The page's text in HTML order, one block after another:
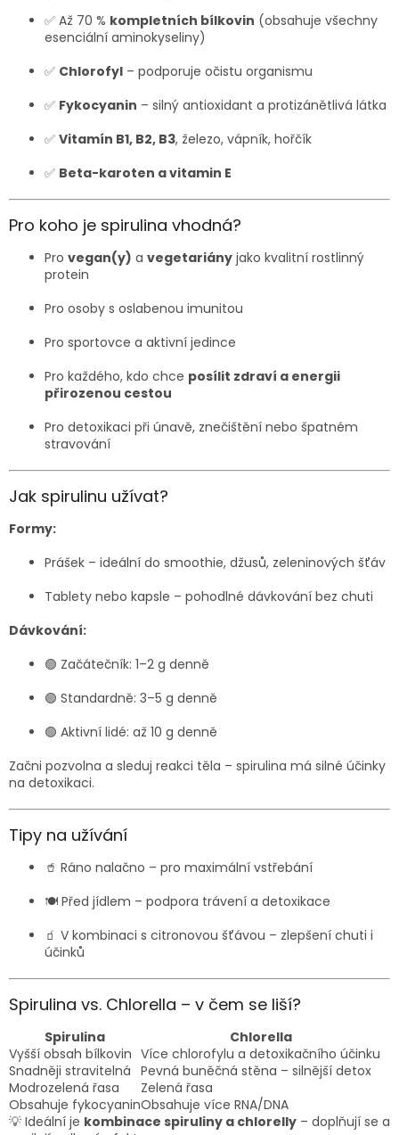
✅ Až 70 % kompletních bílkovin (obsahuje všechny
esenciální aminokyseliny)
✅ Chlorofyl – podporuje očistu organismu
✅ Fykocyanin – silný antioxidant a protizánětlivá látka
✅ Vitamín B1, B2, B3, železo, vápník, hořčík
✅ Beta-karoten a vitamin E
Pro koho je spirulina vhodná?
Pro vegan(y) a vegetariány jako kvalitní rostlinný
protein
Pro osoby s oslabenou imunitou
Pro sportovce a aktivní jedince
Pro každého, kdo chce posílit zdraví a energii
přirozenou cestou
Pro detoxikaci při únavě, znečištění nebo špatném
stravování
Jak spirulinu užívat?
Formy:
Prášek – ideální do smoothie, džusů, zeleninových šťáv
Tablety nebo kapsle – pohodlné dávkování bez chuti
Dávkování:
🟢 Začátečník: 1–2 g denně
🟢 Standardně: 3–5 g denně
🟢 Aktivní lidé: až 10 g denně
Začni pozvolna a sleduj reakci těla – spirulina má silné účinky
na detoxikaci.
Tipy na užívání
🥤 Ráno nalačno – pro maximální vstřebání
🍽️ Před jídlem – podpora trávení a detoxikace
🧃 V kombinaci s citronovou šťávou – zlepšení chuti i
účinků
Spirulina vs. Chlorella – v čem se liší?
Spirulina
Chlorella
Vyšší obsah bílkovin Více chlorofylu a detoxikačního účinku
Snadněji stravitelná Pevná buněčná stěna – silnější detox
Modrozelená řasa
Zelená řasa
Obsahuje fykocyaninObsahuje více RNA/DNA
💡 Ideální je kombinace spiruliny a chlorelly – doplňují se a